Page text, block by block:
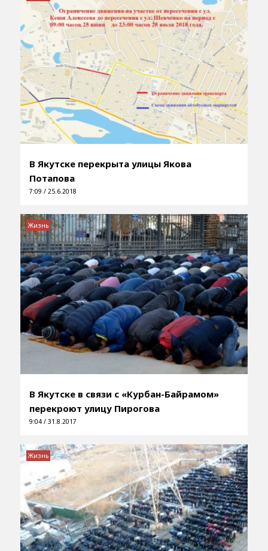
В Якутске перекрыта улицы Якова
Потапова
7:09 / 25.6.2018
В Якутске в связи с «Курбан-Байрамом»
перекроют улицу Пирогова
9:04 / 31.8.2017
Жизнь
Жизнь